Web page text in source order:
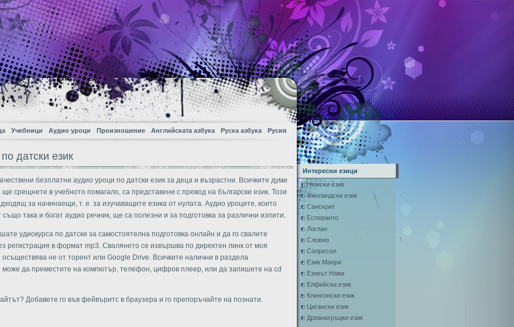
Учебници Аудио уроци Произношение Английската азбука Руска азбука Русия
датски език
безплатни аудио уроци по датски език за деца и възрастни. Всичките думи
срещнете в учебното помагало, са представени с превод на български език. Този
за начинаещи, т. е. за изучаващите езика от нулата. Аудио уроците, които
също така и богат аудио речник, ще са полезни и за подготовка за различни изпити.
удиокурса по датски за самостоятелна подготовка онлайн и да го свалите
регистрация в формат mp3. Свалянето се извършва по директен линк от моя
осъществява не от торент или Google Drive. Всичките налични в раздела
да преместите на компютър, телефон, цифров плеер, или да запишете на cd
Добавете го във фейвъритс в браузера и го препоръчайте на познати.
Интересни езици
Немски език
Финландски език
Санскрит
Есперанто
Логлан
Словио
Солресол
Език Маори
Езикът Нави
Елфийски език
Клингонски език
Цигански език
Древногръцки език